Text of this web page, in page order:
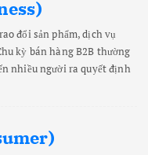
đổi sản phẩm, dịch vụ
kỳ bán hàng B2B thường
nhiều người ra quyết định